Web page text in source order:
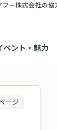
ベント・魅力
ー株式会社の協
ージ